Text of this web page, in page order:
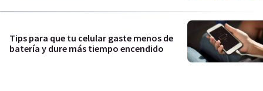
Tips para que tu celular gaste menos de
batería y dure más tiempo encendido